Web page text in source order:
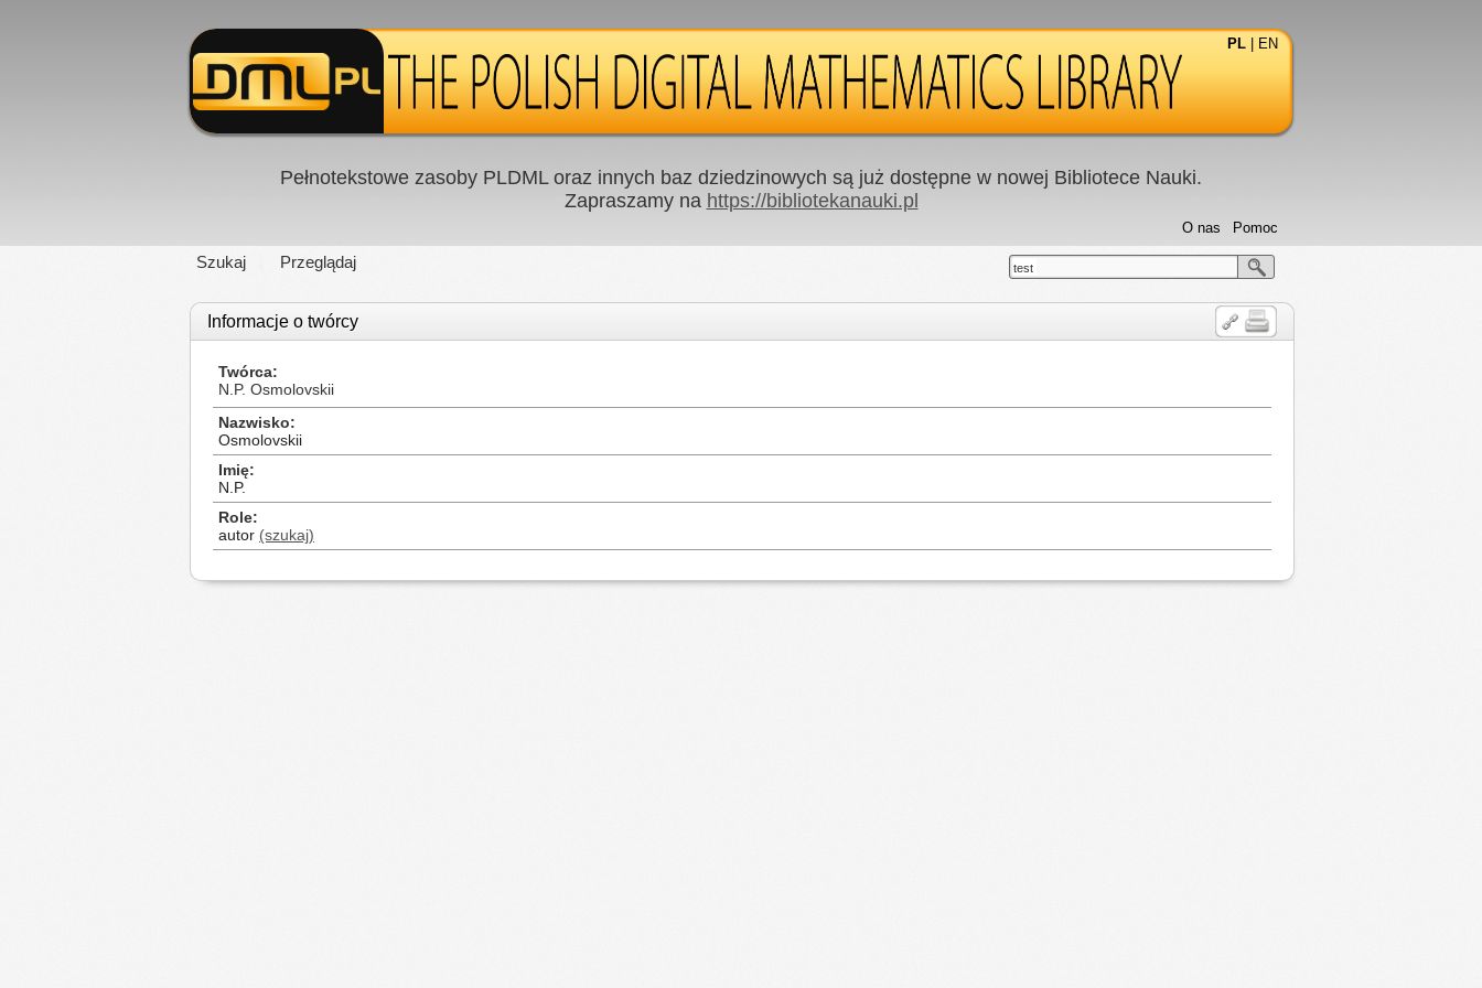
PL EN
Pełnotekstowe zasoby PLDML oraz innych baz dziedzinowych są już dostępne w nowej Bibliotece Nauki.
Zapraszamy na https://bibliotekanauki.pl
Szukaj Przeglądaj
Pomoc
O nas
test
Informacje o twórcy
Twórca
N.P. Osmolovskii
Nazwisko
Osmolovskii
Imię
N.P.
Role
autor (szukaj)